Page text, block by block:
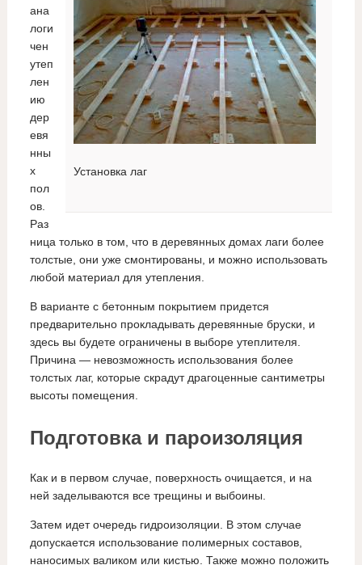
Установка лаг
ана
логи
чен
утеп
лен
ию
дер
евя
нны
х
пол
ов.
Раз
ница только в том, что в деревянных домах лаги более
толстые, они уже смонтированы, и можно использовать
любой материал для утепления.
В варианте с бетонным покрытием придется
предварительно прокладывать деревянные бруски, и
здесь вы будете ограничены в выборе утеплителя.
Причина — невозможность использования более
толстых лаг, которые скрадут драгоценные сантиметры
высоты помещения.
Подготовка и пароизоляция
Как и в первом случае, поверхность очищается, и на
ней заделываются все трещины и выбоины.
Затем идет очередь гидроизоляции. В этом случае
допускается использование полимерных составов,
наносимых валиком или кистью. Также можно положить